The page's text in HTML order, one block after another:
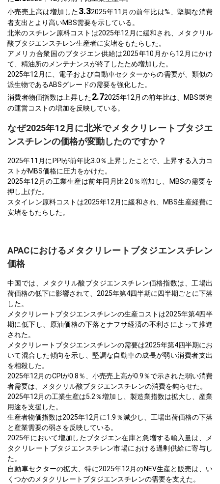
小売売上高は増加した3.32025年11月の前年比は%、堅調な消費
者支出とより高いMBS需要を示している。
北米のスチレン原料コストは2025年12月に緩和され、メタクリル
酸ブタジエンスチレン生産者に安堵をもたらした。
アメリカ合衆国のブタジエン供給は2025年10月から12月にかけ
て、精油所のメンテナンスが終了したため増加した。
2025年12月に、電子および自動車セクターからの需要が、類似の
派生物であるABSグレードの需要を強化した。
消費者物価指数は上昇した2.72025年12月の前年比は、MBS製造
の運営コストの増加を反映している。
なぜ2025年12月に北米でメタクリレートブタジエ
ンスチレンの価格が変動したのですか？
2025年11月にPPIが前年比3.0％上昇したことで、上昇する入力コ
ストがMBS価格に圧力をかけた。
2025年12月の工業生産は前年同月比2.0％増加し、MBSの需要を
押し上げた。
スタイレン原料コストは2025年12月に緩和され、MBS生産経費に
安堵をもたらした。
APACにおけるメタクリレートブタジエンスチレン
価格
中国では、メタクリル酸ブタジエンスチレン価格指数は、工場出
荷価格の低下に影響されて、2025年第4四半期に四半期ごとに下落
した。
メタクリレートブタジエンスチレンの生産コストは2025年第4四半
期に低下し、原油価格の下落とナフサ経済の不利さによって推進
された。
メタクリレートブタジエンスチレンの需要は2025年第4四半期にお
いて混合した傾向を示し、堅調な自動車の成長が弱い消費者支出
を相殺した。
2025年12月のCPIが0.8％、小売売上高が0.9％で示された弱い消費
者需要は、メタクリル酸ブタジエンスチレンの消費を鈍らせた。
2025年12月の工業生産は5.2％増加し、製造業指数は拡大し、産業
用途を支援した。
生産者物価指数は2025年12月に1.9％減少し、工場出荷価格の下落
と産業需要の弱さを反映している。
2025年において増加したブタジエン在庫と急増する輸入量は、メ
タクリレートブタジエンスチレン市場における過剰供給に寄与し
た。
自動車セクターの拡大、特に2025年12月のNEV生産と販売は、い
くつかのメタクリレートブタジエンスチレンの需要を支えた。